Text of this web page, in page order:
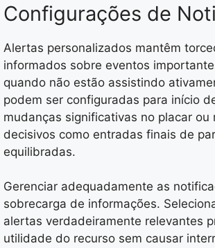
Configurações de
Alertas personalizados mantêm
informados sobre eventos
quando não estão assistindo
podem ser configuradas para início
mudanças significativas no placar ou
decisivos como entradas finais de
equilibradas.
Gerenciar adequadamente as
sobrecarga de informações.
alertas verdadeiramente relevantes
utilidade do recurso sem causar